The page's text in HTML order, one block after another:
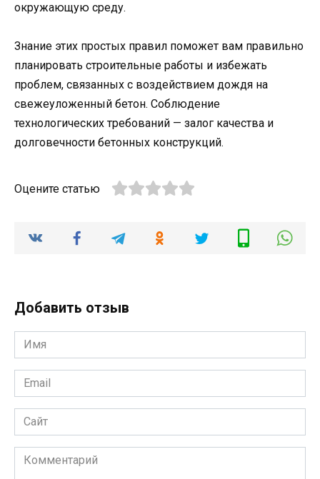
окружающую среду.
Знание этих простых правил поможет вам правильно
планировать строительные работы и избежать
проблем, связанных с воздействием дождя на
свежеуложенный бетон. Соблюдение
технологических требований — залог качества и
долговечности бетонных конструкций.
Оцените статью
Добавить отзыв
Имя
*
Email
*
Сайт
Комментарий